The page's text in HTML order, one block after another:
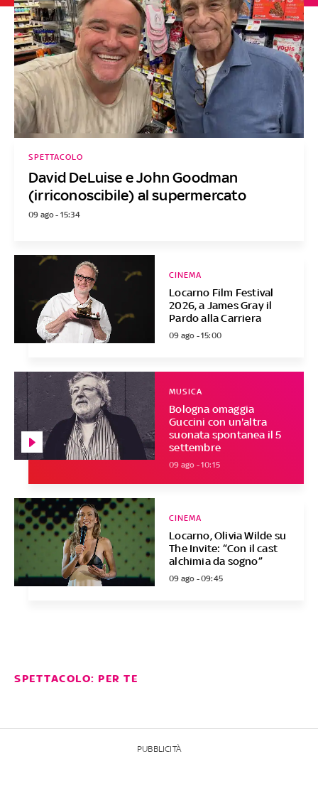
David DeLuise e John Goodman
(irriconoscibile) al supermercato
SPETTACOLO
09 ago - 15:34
Locarno Film Festival
2026, a James Gray il
Pardo alla Carriera
CINEMA
09 ago - 15:00
Bologna omaggia
Guccini con un'altra
suonata spontanea il 5
settembre
MUSICA
09 ago - 10:15
Locarno, Olivia Wilde su
The Invite: “Con il cast
alchimia da sogno”
CINEMA
09 ago - 09:45
SPETTACOLO: PER TE
PUBBLICITÀ